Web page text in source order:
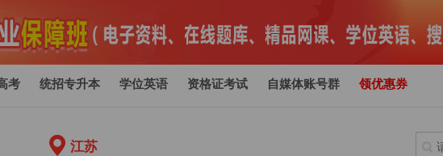
考 统招专升本 学位英语 资格证考试 自媒体账号群 领优惠券
江苏